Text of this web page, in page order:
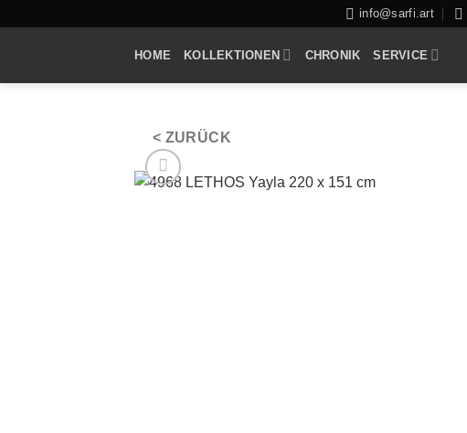
info@sarfi.art
HOME KOLLEKTIONEN CHRONIK SERVICE
< ZURÜCK